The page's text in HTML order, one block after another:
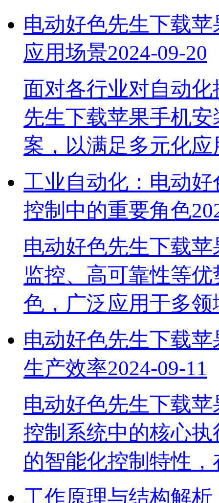
电动好色先生下载
应用场景2024-09-20
面对各行业对自动化
先生下载苹果手机
案，以满足多元化
工业自动化：电
控制中的重要角色
电动好色先生下载苹
监控、高可靠性
色，广泛应用于多领
电动好色先生下载苹果
生产效率2024-09-11
电动好色先生下载
控制系统中的核心执
的智能化控制特性
工作原理与结构解析